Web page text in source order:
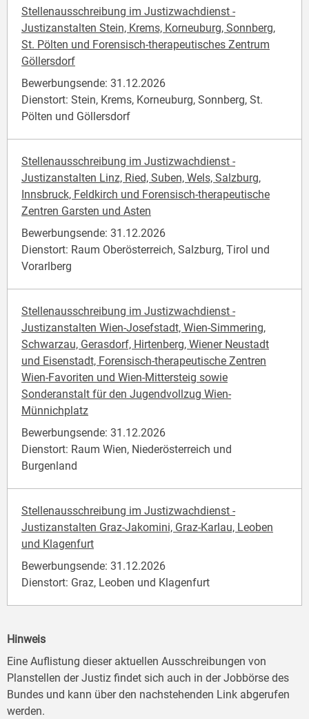
Stellenausschreibung im Justizwachdienst -
Justizanstalten Stein, Krems, Korneuburg, Sonnberg,
St. Pölten und Forensisch-therapeutisches Zentrum
Göllersdorf
Bewerbungsende: 31.12.2026
Dienstort: Stein, Krems, Korneuburg, Sonnberg, St.
Pölten und Göllersdorf
Stellenausschreibung im Justizwachdienst -
Justizanstalten Linz, Ried, Suben, Wels, Salzburg,
Innsbruck, Feldkirch und Forensisch-therapeutische
Zentren Garsten und Asten
Bewerbungsende: 31.12.2026
Dienstort: Raum Oberösterreich, Salzburg, Tirol und
Vorarlberg
Stellenausschreibung im Justizwachdienst -
Justizanstalten Wien-Josefstadt, Wien-Simmering,
Schwarzau, Gerasdorf, Hirtenberg, Wiener Neustadt
und Eisenstadt, Forensisch-therapeutische Zentren
Wien-Favoriten und Wien-Mittersteig sowie
Sonderanstalt für den Jugendvollzug Wien-
Münnichplatz
Bewerbungsende: 31.12.2026
Dienstort: Raum Wien, Niederösterreich und
Burgenland
Stellenausschreibung im Justizwachdienst -
Justizanstalten Graz-Jakomini, Graz-Karlau, Leoben
und Klagenfurt
Bewerbungsende: 31.12.2026
Dienstort: Graz, Leoben und Klagenfurt
Hinweis
Eine Auflistung dieser aktuellen Ausschreibungen von
Planstellen der Justiz findet sich auch in der Jobbörse des
Bundes und kann über den nachstehenden Link abgerufen
werden.